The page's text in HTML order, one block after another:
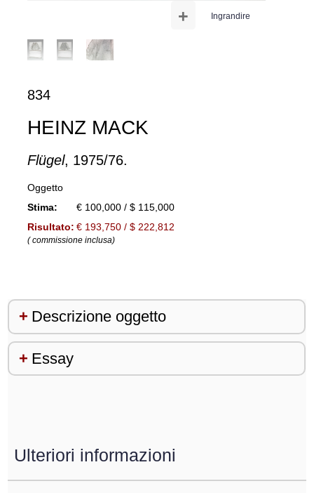
Ingrandire
+
834
HEINZ MACK
Flügel, 1975/76.
Oggetto
Stima:
€ 100,000 / $ 115,000
Risultato: € 193,750 / $ 222,812
( commissione inclusa)
Descrizione oggetto
Essay
Ulteriori informazioni